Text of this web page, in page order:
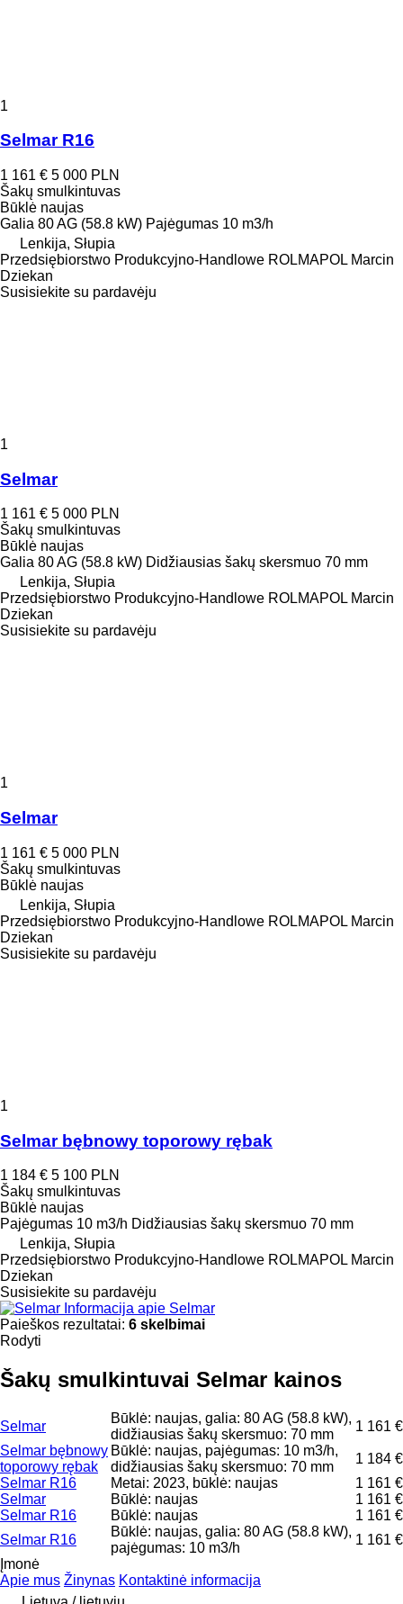
1
Selmar R16
1 161 € 5 000 PLN
Šakų smulkintuvas
Būklė naujas
Galia 80 AG (58.8 kW) Pajėgumas 10 m3/h
Lenkija, Słupia
Przedsiębiorstwo Produkcyjno-Handlowe ROLMAPOL Marcin
Dziekan
Susisiekite su pardavėju
1
Selmar
1 161 € 5 000 PLN
Šakų smulkintuvas
Būklė naujas
Galia 80 AG (58.8 kW) Didžiausias šakų skersmuo 70 mm
Lenkija, Słupia
Przedsiębiorstwo Produkcyjno-Handlowe ROLMAPOL Marcin
Dziekan
Susisiekite su pardavėju
1
Selmar
1 161 € 5 000 PLN
Šakų smulkintuvas
Būklė naujas
Lenkija, Słupia
Przedsiębiorstwo Produkcyjno-Handlowe ROLMAPOL Marcin
Dziekan
Susisiekite su pardavėju
1
Selmar bębnowy toporowy rębak
1 184 € 5 100 PLN
Šakų smulkintuvas
Būklė naujas
Pajėgumas 10 m3/h Didžiausias šakų skersmuo 70 mm
Lenkija, Słupia
Przedsiębiorstwo Produkcyjno-Handlowe ROLMAPOL Marcin
Dziekan
Susisiekite su pardavėju
Informacija apie Selmar
Paieškos rezultatai: 6 skelbimai
Rodyti
Šakų smulkintuvai Selmar kainos
Selmar
Būklė: naujas, galia: 80 AG (58.8 kW),
didžiausias šakų skersmuo: 70 mm
1 161 €
Selmar bębnowy
toporowy rębak
Būklė: naujas, pajėgumas: 10 m3/h,
didžiausias šakų skersmuo: 70 mm
1 184 €
Selmar R16
Metai: 2023, būklė: naujas
1 161 €
Selmar
Būklė: naujas
1 161 €
Selmar R16
Būklė: naujas
1 161 €
Selmar R16
Būklė: naujas, galia: 80 AG (58.8 kW),
pajėgumas: 10 m3/h
1 161 €
Įmonė
Apie mus Žinynas Kontaktinė informacija